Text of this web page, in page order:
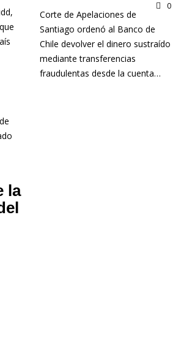
0
Corte de Apelaciones de
Santiago ordenó al Banco de
Chile devolver el dinero sustraído
mediante transferencias
fraudulentas desde la cuenta…
la